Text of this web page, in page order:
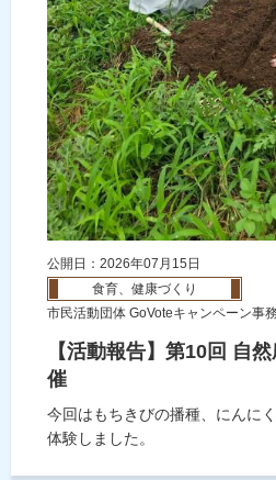
公開日：2026年07月15日
食育、健康づくり
市民活動団体 GoVoteキャンペーン事
【活動報告】第10回 自
催
今回はもちきびの播種、にんに
体験しました。